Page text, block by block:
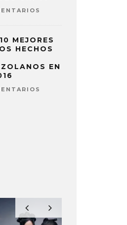
MEJORES
HECHOS
EN